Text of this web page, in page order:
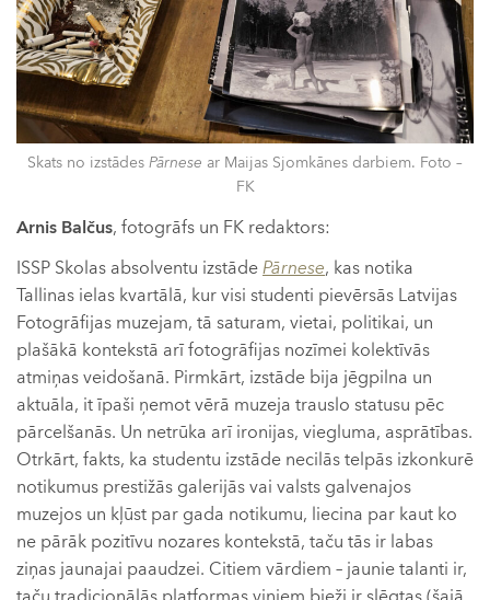
Skats no izstādes Pārnese ar Maijas Sjomkānes darbiem. Foto –
FK
Arnis Balčus, fotogrāfs un FK redaktors:
ISSP Skolas absolventu izstādePārnese, kas notika
Tallinas ielas kvartālā, kur visi studenti pievērsās Latvijas
Fotogrāfijas muzejam, tā saturam, vietai, politikai, un
plašākā kontekstā arī fotogrāfijas nozīmei kolektīvās
atmiņas veidošanā. Pirmkārt, izstāde bija jēgpilna un
aktuāla, it īpaši ņemot vērā muzeja trauslo statusu pēc
pārcelšanās. Un netrūka arī ironijas, viegluma, asprātības.
Otrkārt, fakts, ka studentu izstāde necilās telpās izkonkurē
notikumus prestižās galerijās vai valsts galvenajos
muzejos un kļūst par gada notikumu, liecina par kaut ko
ne pārāk pozitīvu nozares kontekstā, taču tās ir labas
ziņas jaunajai paaudzei. Citiem vārdiem – jaunie talanti ir,